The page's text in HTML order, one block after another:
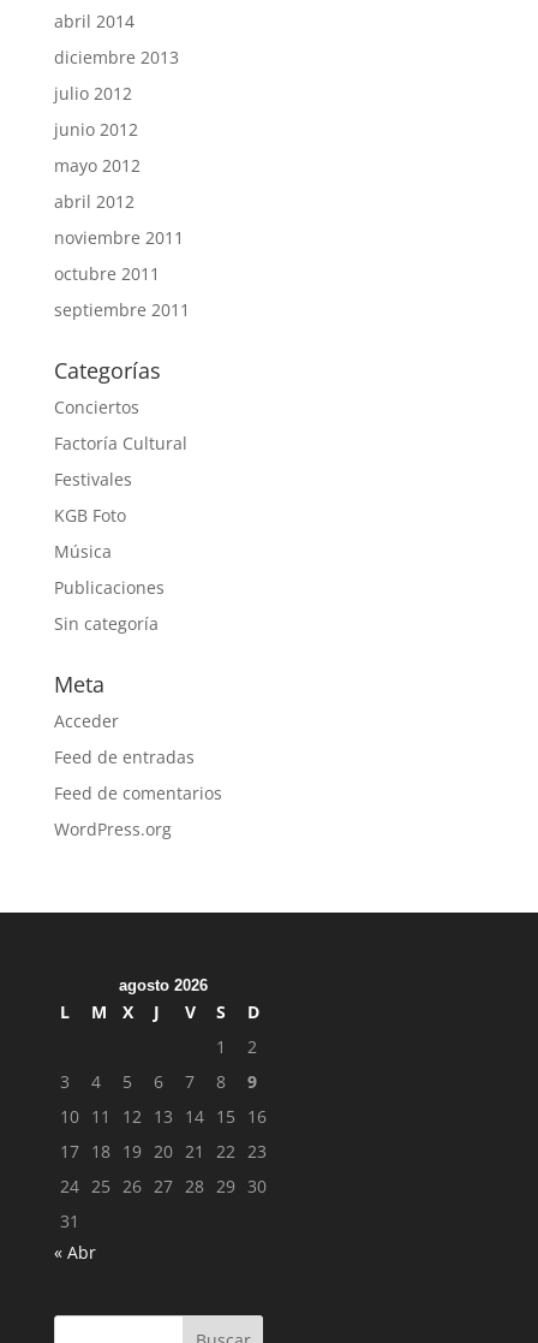
abril 2014
diciembre 2013
julio 2012
junio 2012
mayo 2012
abril 2012
noviembre 2011
octubre 2011
septiembre 2011
Categorías
Conciertos
Factoría Cultural
Festivales
KGB Foto
Música
Publicaciones
Sin categoría
Meta
Acceder
Feed de entradas
Feed de comentarios
WordPress.org
agosto 2026
L M X J V S
D
1
2
3
4 5 6 7 8
9
10 11 12 13 14 15
16
17 18 19 20 21 22 23
24 25 26 27 28 29 30
31
« Abr